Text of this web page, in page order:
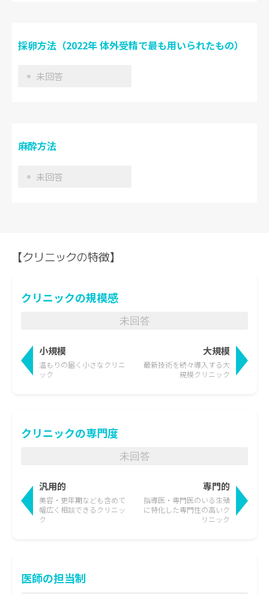
採卵方法（2022年 体外受精で最も用いられたもの）
未回答
麻酔方法
未回答
【クリニックの特徴】
クリニックの規模感
未回答
小規模
温もりの届く 小さなクリニ
ック
最新技術を続々導入する大
規模クリニック
大規模
クリニックの専門度
未回答
汎用的
美容・更年期なども含めて
幅広く相談できるクリニッ
ク
指導医・専門医のいる生殖
に特化した専門性の高いク
リニック
専門的
医師の担当制